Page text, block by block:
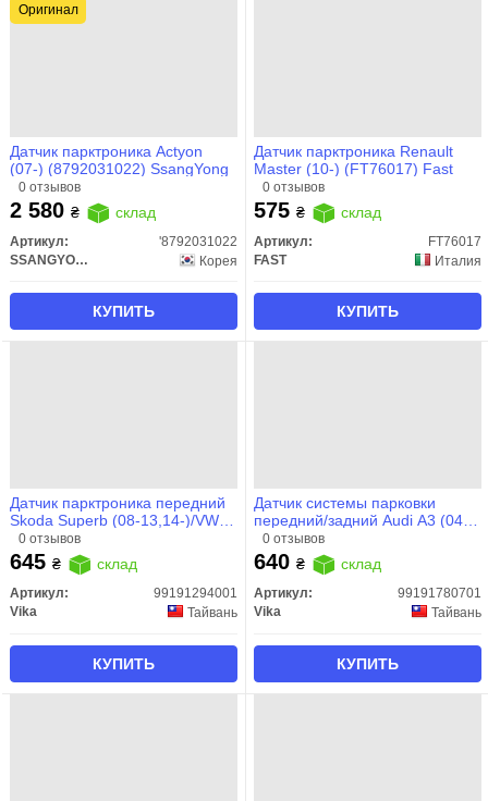
Датчик парктроника Actyon
(07-) (8792031022) SsangYong
0 отзывов
2 580 ₴ склад
Артикул:
'8792031022
SSANGYONG
Корея
КУПИТЬ
Оригинал
Датчик парктроника Renault
Master (10-) (FT76017) Fast
0 отзывов
575 ₴ склад
Артикул:
FT76017
FAST
Италия
КУПИТЬ
Датчик парктроника передний
Skoda Superb (08-13,14-)/VW
Caddy (11-15), Passat (08-15),
Tiguan (08-)/Audi A3 (09-13),A6
(11-) (99191294001) VIKA
0 отзывов
645 ₴ склад
Артикул:
99191294001
Vika
Тайвань
КУПИТЬ
Датчик системы парковки
передний/задний Audi A3 (04-
08), A4 (05-08), A6 (02-05)
(99191780701) VIKA
0 отзывов
640 ₴ склад
Артикул:
99191780701
Vika
Тайвань
КУПИТЬ